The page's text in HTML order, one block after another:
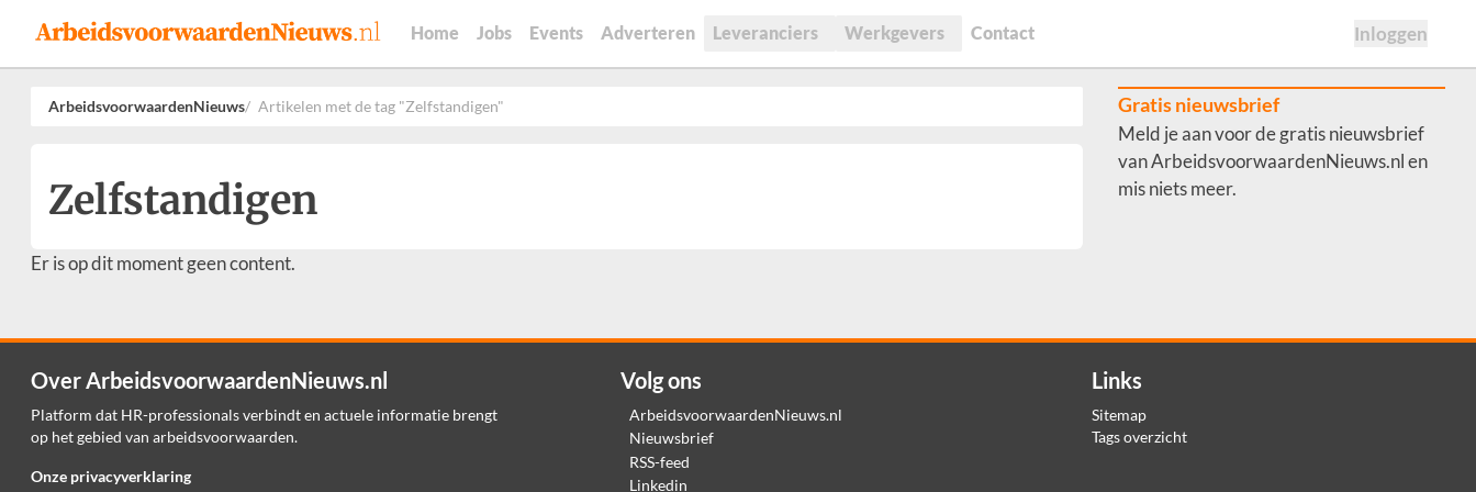
Home Jobs Events Adverteren Leveranciers Werkgevers Contact Inloggen
ArbeidsvoorwaardenNieuws Artikelen met de tag "Zelfstandigen"
Zelfstandigen
Er is op dit moment geen content.
Gratis nieuwsbrief
Meld je aan voor de gratis nieuwsbrief
van ArbeidsvoorwaardenNieuws.nl en
mis niets meer.
Over ArbeidsvoorwaardenNieuws.nl
Platform dat HR-professionals verbindt en actuele informatie brengt
op het gebied van arbeidsvoorwaarden.
Onze privacyverklaring
Volg ons
ArbeidsvoorwaardenNieuws.nl
Nieuwsbrief
RSS-feed
Linkedin
Links
Sitemap
Tags overzicht